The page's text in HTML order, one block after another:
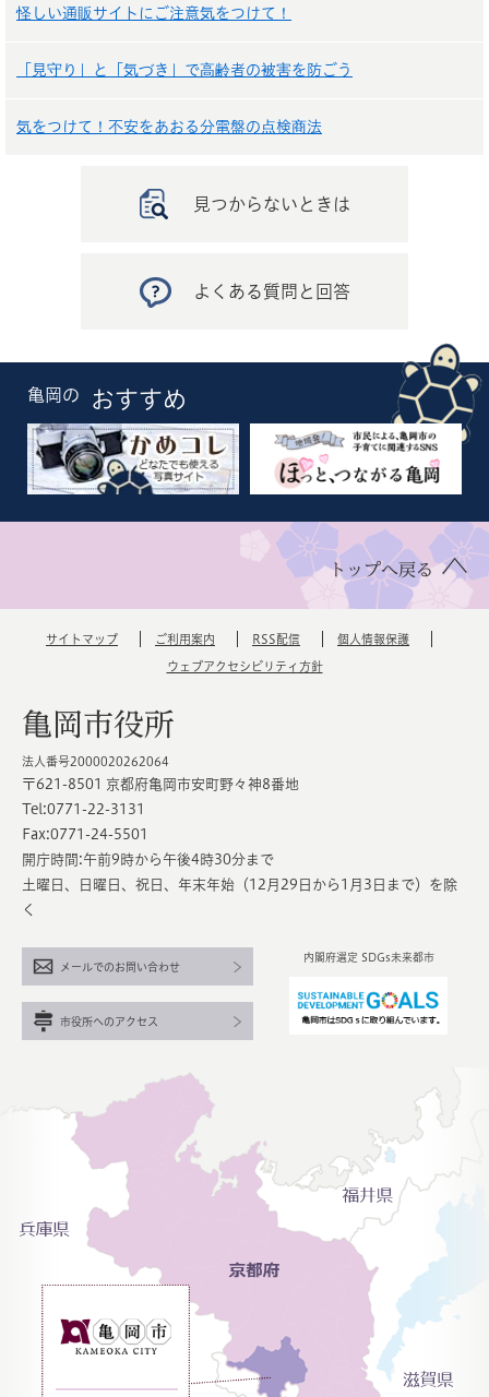
怪しい通販サイトにご注意気をつけて！
「見守り」と「気づき」で高齢者の被害を防ごう
気をつけて！不安をあおる分電盤の点検商法
見つからないときは
よくある質問と回答
亀岡の おすすめ
トップへ戻る
サイトマップ ご利用案内 RSS配信 個人情報保護
ウェブアクセシビリティ方針
亀岡市役所
法人番号2000020262064
〒621-8501 京都府亀岡市安町野々神8番地
Tel:0771-22-3131
Fax:0771-24-5501
開庁時間:午前9時から午後4時30分まで
土曜日、日曜日、祝日、年末年始（12月29日から1月3日まで）を除
く
内閣府選定 SDGs未来都市
メールでのお問い合わせ
市役所へのアクセス